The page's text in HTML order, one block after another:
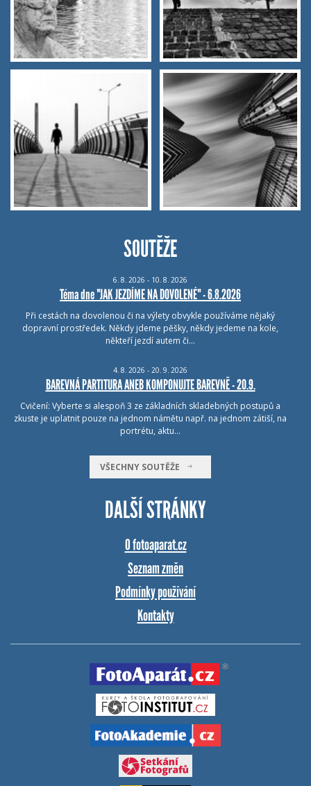
SOUTĚŽE
6. 8. 2026 - 10. 8. 2026
Téma dne "JAK JEZDÍME NA DOVOLENÉ" - 6.8.2026
Při cestách na dovolenou či na výlety obvykle používáme nějaký
dopravní prostředek. Někdy jdeme pěšky, někdy jedeme na kole,
někteří jezdí autem či…
4. 8. 2026 - 20. 9. 2026
BAREVNÁ PARTITURA ANEB KOMPONUJTE BAREVNĚ - 20.9.
Cvičení: Vyberte si alespoň 3 ze základních skladebných postupů a
zkuste je uplatnit pouze na jednom námětu např. na jednom zátiší, na
portrétu, aktu…
VŠECHNY SOUTĚŽE
DALŠÍ STRÁNKY
O fotoaparat.cz
Seznam změn
Podmínky používání
Kontakty